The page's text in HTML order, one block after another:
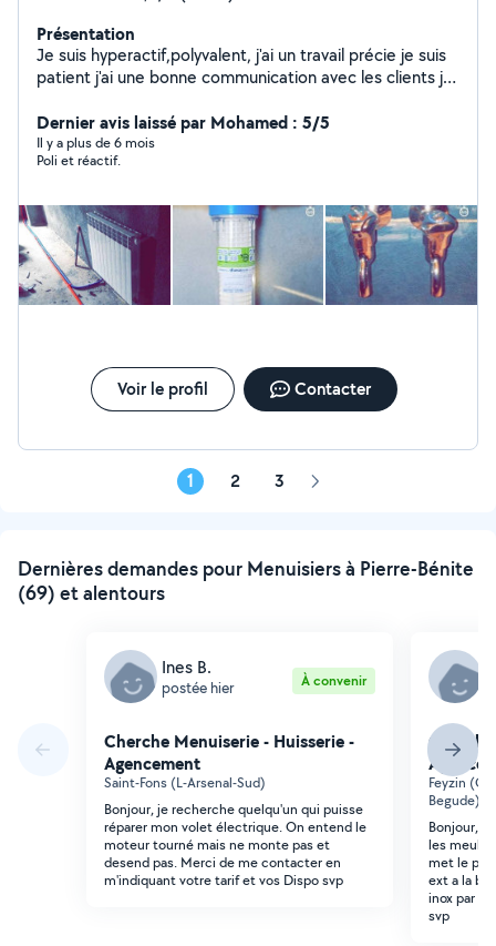
Présentation
Je suis hyperactif,polyvalent, j'ai un travail précie je suis
patient j'ai une bonne communication avec les clients je
Dernier avis laissé par Mohamed : 5/5
Il y a plus de 6 mois
Poli et réactif.
Voir le profil Contacter
1 2 3 Page
Dernières demandes pour Menuisiers à Pierre-Bénite
(69) et alentours
Ines B.
postée hier À convenir
Cherche Menuiserie - Huisserie -
Agencement
Saint-Fons (L-Arsenal-Sud)
Bonjour, je recherche quelqu'un qui puisse
réparer mon volet électrique. On entend le
moteur tourné mais ne monte pas et
desend pas. Merci de me contacter en
m'indiquant votre tarif et vos Dispo svp
Feyzin
Begude)
Bonjour,
les
met le
ext a la
inox par
svp